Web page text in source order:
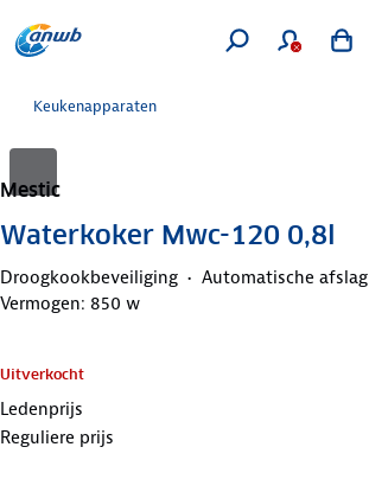
Keukenapparaten
Mestic
Waterkoker Mwc-120 0,8l
Droogkookbeveiliging
Automatische afslag
Vermogen: 850 w
Uitverkocht
Ledenprijs
Reguliere prijs